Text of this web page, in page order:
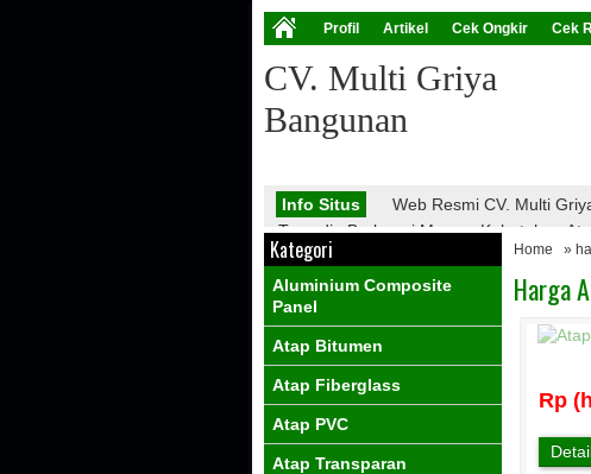
Profil Artikel Cek Ongkir Cek
CV. Multi Griya
Bangunan
Info Situs Web Resmi CV. Multi
Tersedia Berbagai Macam Kebutuhan
Atap Galvalume, Atap Fiberglass, Atap
Info Promo
Nantikan Promo
Home »
Harga
Rp
Kategori
Aluminium Composite
Panel
Atap Bitumen
Atap Fiberglass
Atap PVC
Atap Transparan